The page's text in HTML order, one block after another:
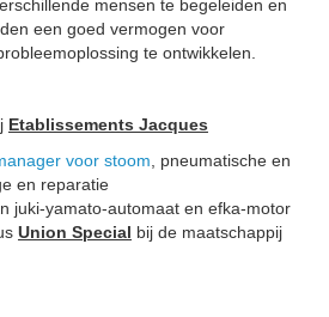
mensen te begeleiden en
een goed vermogen voor
te ontwikkelen.
Etablissements Jacques
voor stoom , pneumatische en
en reparatie
juki-yamato-automaat en efka-motor
Union Special bij de maatschappij